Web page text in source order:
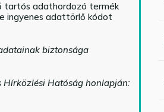
tartós adathordozó termék
ingyenes adattörlő kódot
biztonsága
Hírközlési Hatóság honlapján: